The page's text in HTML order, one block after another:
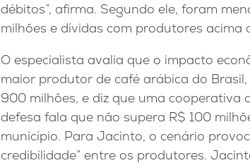
débitos”, afirma. Segundo ele, foram
milhões e dívidas com produtores acima
O especialista avalia que o impacto
maior produtor de café arábica do
900 milhões, e diz que uma cooperativa
defesa fala que não supera R$ 100
município. Para Jacinto, o cenário
credibilidade” entre os produtores.